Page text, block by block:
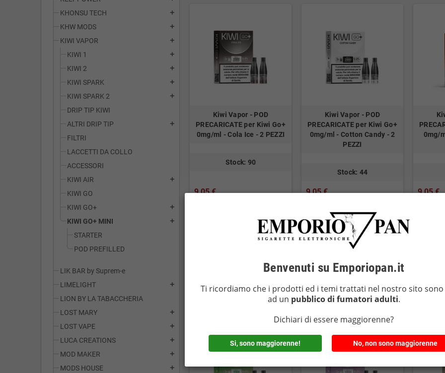
KHONSU TECH add
KHW MODS add
KIWI VAPOR add
KIWI 1 add
KIWI 2 add
KIWI SPARK add
KIWI SPARK 2 add
DRIP TIP KIWI
ALTRI DRIP TIP
add
FILTRI
LACCETTI DA COLLO
ACCESSORI
KIWI AIR
add
KIWI GO
KIWI GO+
add
KIWI GO+ MINI add
STARTER
POD PREFILLED
LIK BAR by Suprem-e
LIMELIGHT
add
LION BY LA TABACCHERIA
LOST MARY
add
LOST VAPE add
LUCA CREATIONS add
MOD MAKER add
MODS HOUSE add
Kiwi Vapor - POD
PRECARICATE per Kiwi Go+
0mg/ml - Cola Ice - 2 PEZZI
Stock: 90
9,05 €
CARRELLO
Kiwi Vapor - POD
PRECARICATE per Kiwi Go+
0mg/ml - Cotton Candy - 2
PEZZI
Stock: 44
9,05 €
CARRELLO
0mg/
9,05 €
Benvenuti su Emporiopan.it
Ti ricordiamo che i prodotti ed i temi trattati nel nostro sito
ad un pubblico di fumatori adulti.
Dichiari di essere maggiorenne?
Si, sono maggiorenne! No, non sono maggiorenne